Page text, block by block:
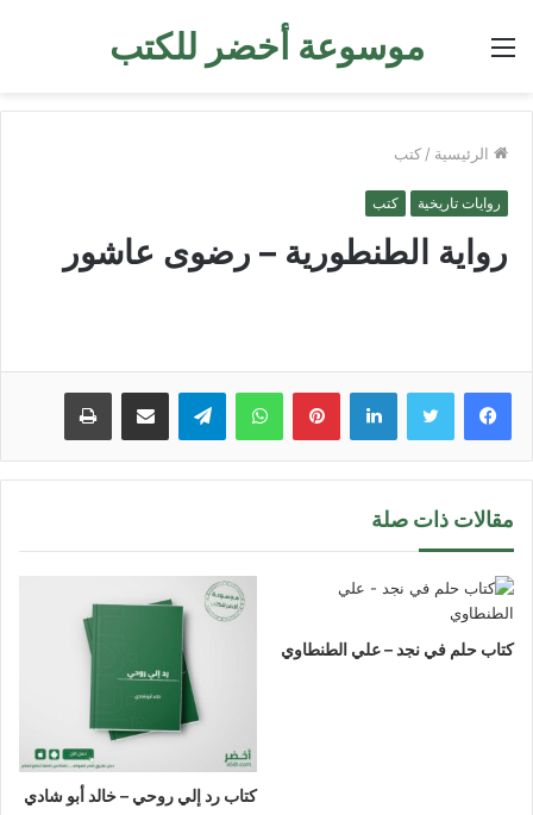
موسوعة أخضر للكتب القائمة
الرئيسية / كتب
روايات تاريخية كتب
رواية الطنطورية – رضوى عاشور
لينكدإن بينتيريستواتساب تيلقرام مشاركة عبر البريد طباعة
مقالات ذات صلة
كتاب حلم في نجد – علي الطنطاوي
كتاب رد إلي روحي – خالد أبو شادي